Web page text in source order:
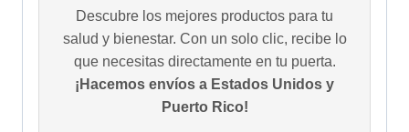
Descubre los mejores productos para tu
salud y bienestar. Con un solo clic, recibe lo
que necesitas directamente en tu puerta.
¡Hacemos envíos a Estados Unidos y
Puerto Rico!